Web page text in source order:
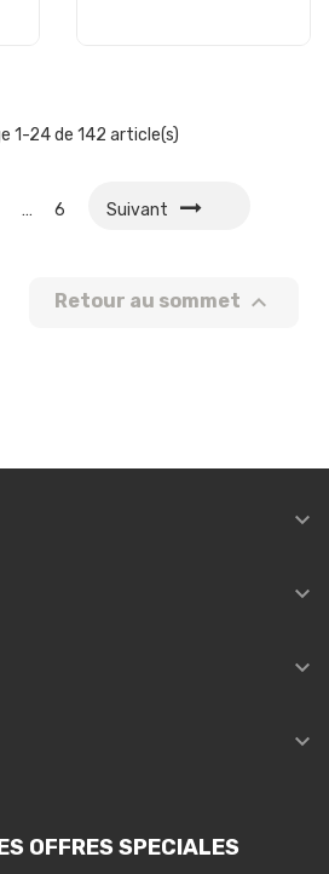
1-24 de 142 article(s)
… 6 Suivant
Retour au sommet 




OFFRES SPECIALES